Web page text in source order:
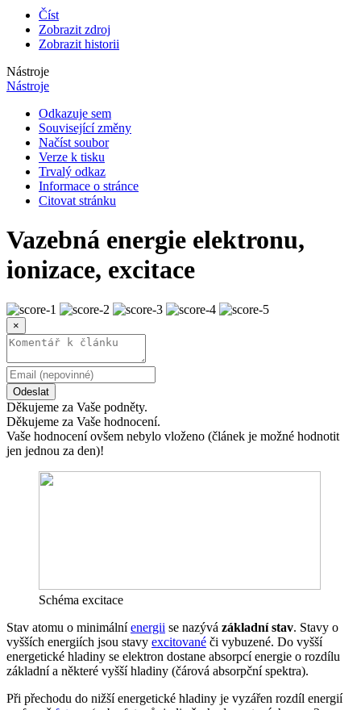
Číst
Zobrazit zdroj
Zobrazit historii
Nástroje
Nástroje
Odkazuje sem
Související změny
Načíst soubor
Verze k tisku
Trvalý odkaz
Informace o stránce
Citovat stránku
Vazebná energie elektronu,
ionizace, excitace
×
Odeslat
Děkujeme za Vaše podněty.
Děkujeme za Vaše hodnocení.
Vaše hodnocení ovšem nebylo vloženo (článek je možné hodnotit
jen jednou za den)!
Schéma excitace
Stav atomu o minimálníenergii se nazývá základní stav. Stavy o
vyšších energiích jsou stavy excitované či vybuzené. Do vyšší
energetické hladiny se elektron dostane absorpcí energie o rozdílu
základní a některé vyšší hladiny (čárová absorpční spektra).
Při přechodu do nižší energetické hladiny je vyzářen rozdíl energií